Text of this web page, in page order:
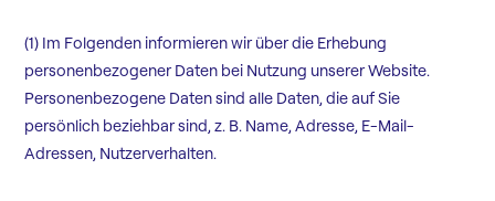
(1) Im Folgenden informieren wir über die Erhebung
personenbezogener Daten bei Nutzung unserer Website.
Personenbezogene Daten sind alle Daten, die auf Sie
persönlich beziehbar sind, z. B. Name, Adresse, E-Mail-
Adressen, Nutzerverhalten.